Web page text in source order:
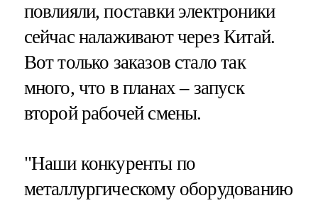
повлияли, поставки электроники
сейчас налаживают через Китай.
Вот только заказов стало так
много, что в планах – запуск
второй рабочей смены.
"Наши конкуренты по
металлургическому оборудованию